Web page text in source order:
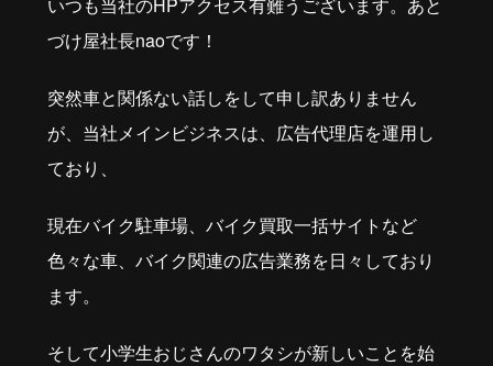
づけ屋社長naoです！
突然車と関係ない話しをして申し訳ありません
が、当社メインビジネスは、広告代理店を運用し
ており、
現在バイク駐車場、バイク買取一括サイトなど
色々な車、バイク関連の広告業務を日々しており
ます。
そして小学生おじさんのワタシが新しいことを始